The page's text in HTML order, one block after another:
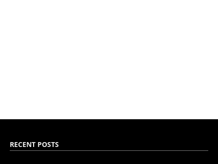
RECENT POSTS